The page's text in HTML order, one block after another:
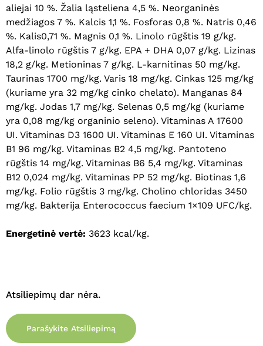
Eiti Į Parduotuvę
aliejai 10 %. Žalia ląsteliena 4,5 %. Neorganinės
medžiagos 7 %. Kalcis 1,1 %. Fosforas 0,8 %. Natris 0,46
%. Kalis0,71 %. Magnis 0,1 %. Linolo rūgštis 19 g/kg.
Alfa-linolo rūgštis 7 g/kg. EPA + DHA 0,07 g/kg. Lizinas
18,2 g/kg. Metioninas 7 g/kg. L-karnitinas 50 mg/kg.
Taurinas 1700 mg/kg. Varis 18 mg/kg. Cinkas 125 mg/kg
(kuriame yra 32 mg/kg cinko chelato). Manganas 84
mg/kg. Jodas 1,7 mg/kg. Selenas 0,5 mg/kg (kuriame
yra 0,08 mg/kg organinio seleno). Vitaminas A 17600
UI. Vitaminas D3 1600 UI. Vitaminas E 160 UI. Vitaminas
B1 96 mg/kg. Vitaminas B2 4,5 mg/kg. Pantoteno
rūgštis 14 mg/kg. Vitaminas B6 5,4 mg/kg. Vitaminas
B12 0,024 mg/kg. Vitaminas PP 52 mg/kg. Biotinas 1,6
mg/kg. Folio rūgštis 3 mg/kg. Cholino chloridas 3450
mg/kg. Bakterija Enterococcus faecium 1×109 UFC/kg.
Energetinė vertė: 3623 kcal/kg.
Atsiliepimų dar nėra.
Parašykite Atsiliepimą